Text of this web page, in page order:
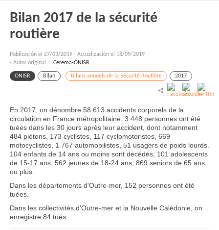
Bilan 2017 de la sécurité
routière
Publicación el 27/03/2019 - Actualización el 18/09/2019
- Autor original : Cerema-ONISR
ONISR Bilan Bilans annuels de la Sécurité Routière 2017
En 2017, on dénombre 58 613 accidents corporels de la
circulation en France métropolitaine. 3 448 personnes ont été
tuées dans les 30 jours après leur accident, dont notamment
484 piétons, 173 cyclistes, 117 cyclomotoristes, 669
motocyclistes, 1 767 automobilistes, 51 usagers de poids lourds.
104 enfants de 14 ans ou moins sont décédés, 101 adolescents
de 15-17 ans, 562 jeunes de 18-24 ans, 869 seniors de 65 ans
ou plus.
Dans les départements d'Outre-mer, 152 personnes ont été
tuées.
Dans les collectivités d'Outre-mer et la Nouvelle Calédonie, on
enregistre 84 tués.